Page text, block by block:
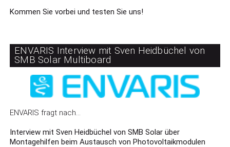
Kommen Sie vorbei und testen Sie uns!
ENVARIS Interview mit Sven Heidbüchel von
SMB Solar Multiboard
ENVARIS fragt nach…
Interview mit Sven Heidbüchel von SMB Solar über
Montagehilfen beim Austausch von Photovoltaikmodulen